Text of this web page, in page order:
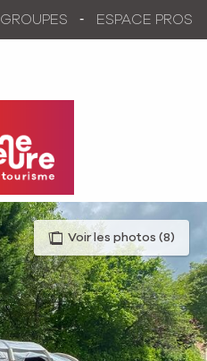
GROUPES ESPACE PROS
Voir les photos (8)